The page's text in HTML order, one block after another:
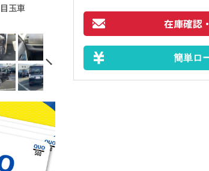
玉車
在庫確認
簡単ロ